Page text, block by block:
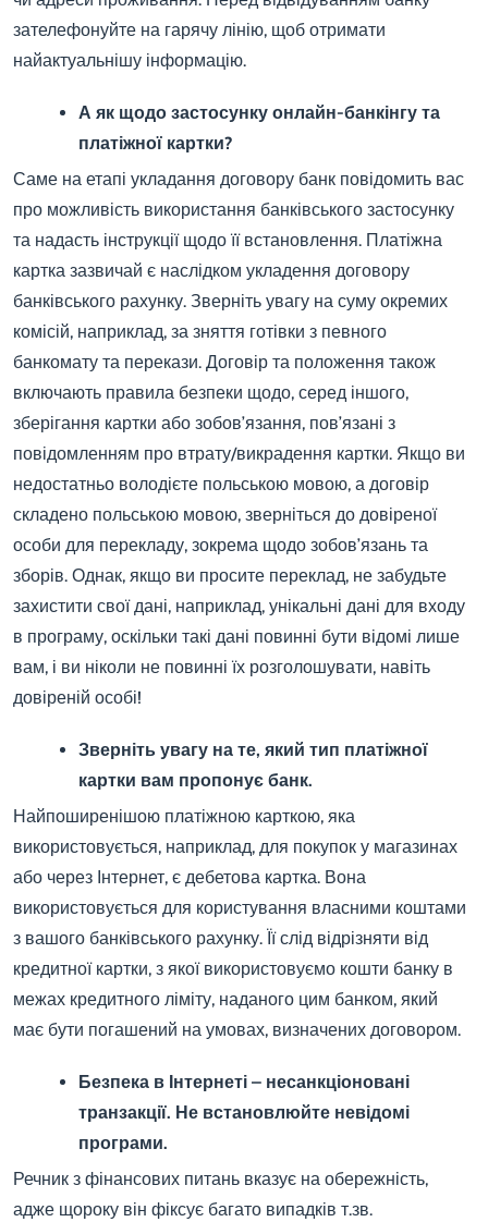
зателефонуйте на гарячу лінію, щоб отримати
найактуальнішу інформацію.
А як щодо застосунку онлайн-банкінгу та
платіжної картки?
Саме на етапі укладання договору банк повідомить вас
про можливість використання банківського застосунку
та надасть інструкції щодо її встановлення. Платіжна
картка зазвичай є наслідком укладення договору
банківського рахунку. Зверніть увагу на суму окремих
комісій, наприклад, за зняття готівки з певного
банкомату та перекази. Договір та положення також
включають правила безпеки щодо, серед іншого,
зберігання картки або зобов’язання, пов’язані з
повідомленням про втрату/викрадення картки. Якщо ви
недостатньо володієте польською мовою, а договір
складено польською мовою, зверніться до довіреної
особи для перекладу, зокрема щодо зобов’язань та
зборів. Однак, якщо ви просите переклад, не забудьте
захистити свої дані, наприклад, унікальні дані для входу
в програму, оскільки такі дані повинні бути відомі лише
вам, і ви ніколи не повинні їх розголошувати, навіть
довіреній особі!
Зверніть увагу на те, який тип платіжної
картки вам пропонує банк.
Найпоширенішою платіжною карткою, яка
використовується, наприклад, для покупок у магазинах
або через Інтернет, є дебетова картка. Вона
використовується для користування власними коштами
з вашого банківського рахунку. Її слід відрізняти від
кредитної картки, з якої використовуємо кошти банку в
межах кредитного ліміту, наданого цим банком, який
має бути погашений на умовах, визначених договором.
Безпека в Інтернеті – несанкціоновані
транзакції. Не встановлюйте невідомі
програми.
Речник з фінансових питань вказує на обережність,
адже щороку він фіксує багато випадків т.зв.